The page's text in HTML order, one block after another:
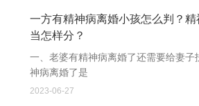
一方有精神病离婚小孩怎么判？
当怎样分？
一、老婆有精神病离婚了还需要给妻子
神病离婚了是
2023-06-27